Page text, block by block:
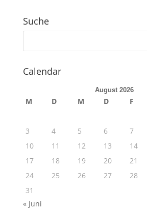
Suche
Calendar
August 2026
M D M D F
3
4 5 6 7
10
11 12 13 14
17
18 19 20 21
24
25 26 27 28
31
« Juni